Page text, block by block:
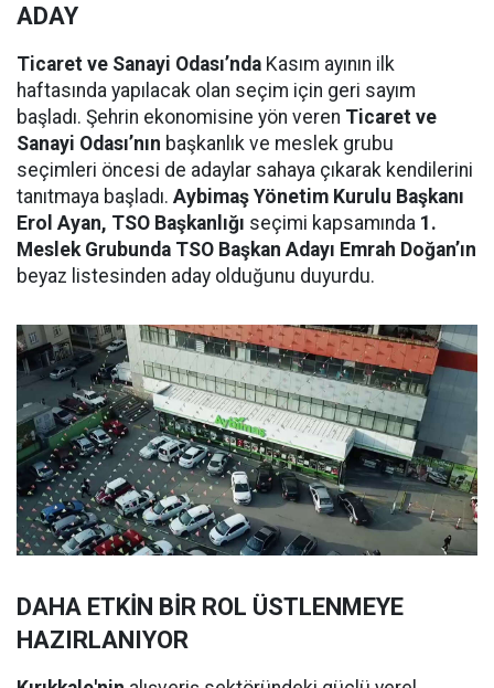
ADAY
Ticaret ve Sanayi Odası’nda Kasım ayının ilk
haftasında yapılacak olan seçim için geri sayım
başladı. Şehrin ekonomisine yön veren Ticaret ve
Sanayi Odası’nın başkanlık ve meslek grubu
seçimleri öncesi de adaylar sahaya çıkarak kendilerini
tanıtmaya başladı. Aybimaş Yönetim Kurulu Başkanı
Erol Ayan, TSO Başkanlığı seçimi kapsamında 1.
Meslek Grubunda TSO Başkan Adayı Emrah Doğan’ın
beyaz listesinden aday olduğunu duyurdu.
DAHA ETKİN BİR ROL ÜSTLENMEYE
HAZIRLANIYOR